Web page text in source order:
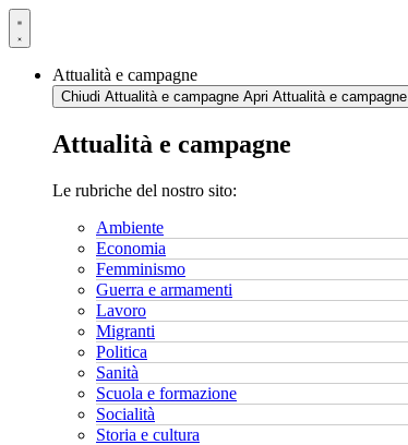
Vai
al
Attualità e campagne
Chiudi Attualità e campagne Apri Attualità e campagne
Attualità e campagne
Le rubriche del nostro sito:
Ambiente
Economia
Femminismo
Guerra e armamenti
Lavoro
Migranti
Politica
Sanità
Scuola e formazione
Socialità
Storia e cultura